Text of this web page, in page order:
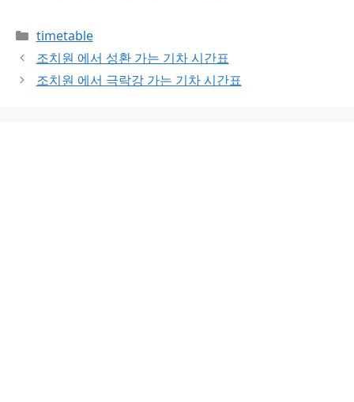
Categories
timetable
조치원 에서 성환 가는 기차 시간표
조치원 에서 극락강 가는 기차 시간표